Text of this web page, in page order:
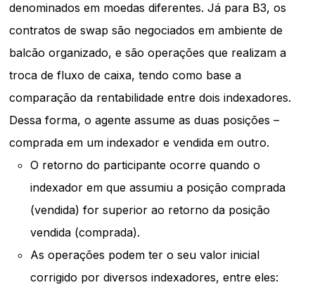
denominados em moedas diferentes. Já para B3, os
contratos de swap são negociados em ambiente de
balcão organizado, e são operações que realizam a
troca de fluxo de caixa, tendo como base a
comparação da rentabilidade entre dois indexadores.
Dessa forma, o agente assume as duas posições –
comprada em um indexador e vendida em outro.
O retorno do participante ocorre quando o
indexador em que assumiu a posição comprada
(vendida) for superior ao retorno da posição
vendida (comprada).
As operações podem ter o seu valor inicial
corrigido por diversos indexadores, entre eles: